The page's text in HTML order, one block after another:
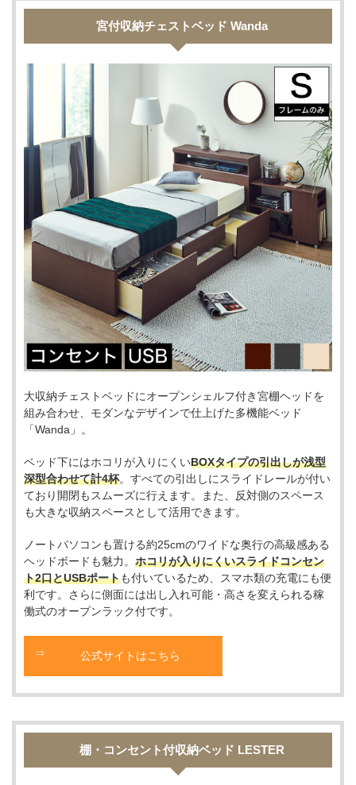
宮付収納チェストベッド Wanda
大収納チェストベッドにオープンシェルフ付き宮棚ヘッドを
組み合わせ、モダンなデザインで仕上げた多機能ベッド
「Wanda」。
ベッド下にはホコリが入りにくいBOXタイプの引出しが浅型
深型合わせて計4杯。すべての引出しにスライドレールが付い
ており開閉もスムーズに行えます。また、反対側のスペース
も大きな収納スペースとして活用できます。
ノートパソコンも置ける約25cmのワイドな奥行の高級感ある
ヘッドボードも魅力。 ホコリが入りにくいスライドコンセン
ト2口とUSBポートも付いているため、スマホ類の充電にも便
利です。さらに側面には出し入れ可能・高さを変えられる稼
働式のオープンラック付です。
公式サイトはこちら
棚・コンセント付収納ベッド LESTER